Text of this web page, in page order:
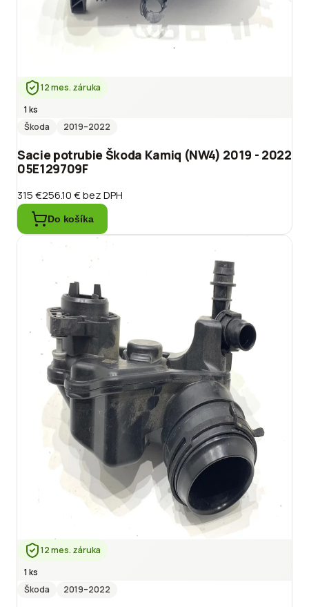
12 mes. záruka
1 ks
Škoda
2019–2022
Sacie potrubie Škoda Kamiq (NW4) 2019 - 2022
05E129709F
315 €256.10 €bez DPH
Do košíka
12 mes. záruka
1 ks
Škoda
2019–2022